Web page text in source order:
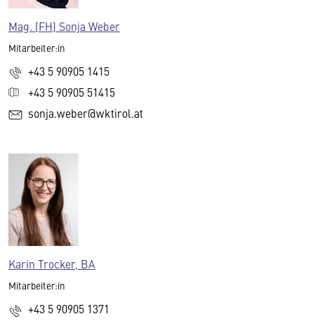
Mag. (FH) Sonja Weber
Mitarbeiter:in
+43 5 90905 1415
+43 5 90905 51415
sonja.weber@wktirol.at
Karin Trocker, BA
Mitarbeiter:in
+43 5 90905 1371